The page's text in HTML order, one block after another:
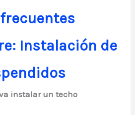
Instalación de
instalar un techo